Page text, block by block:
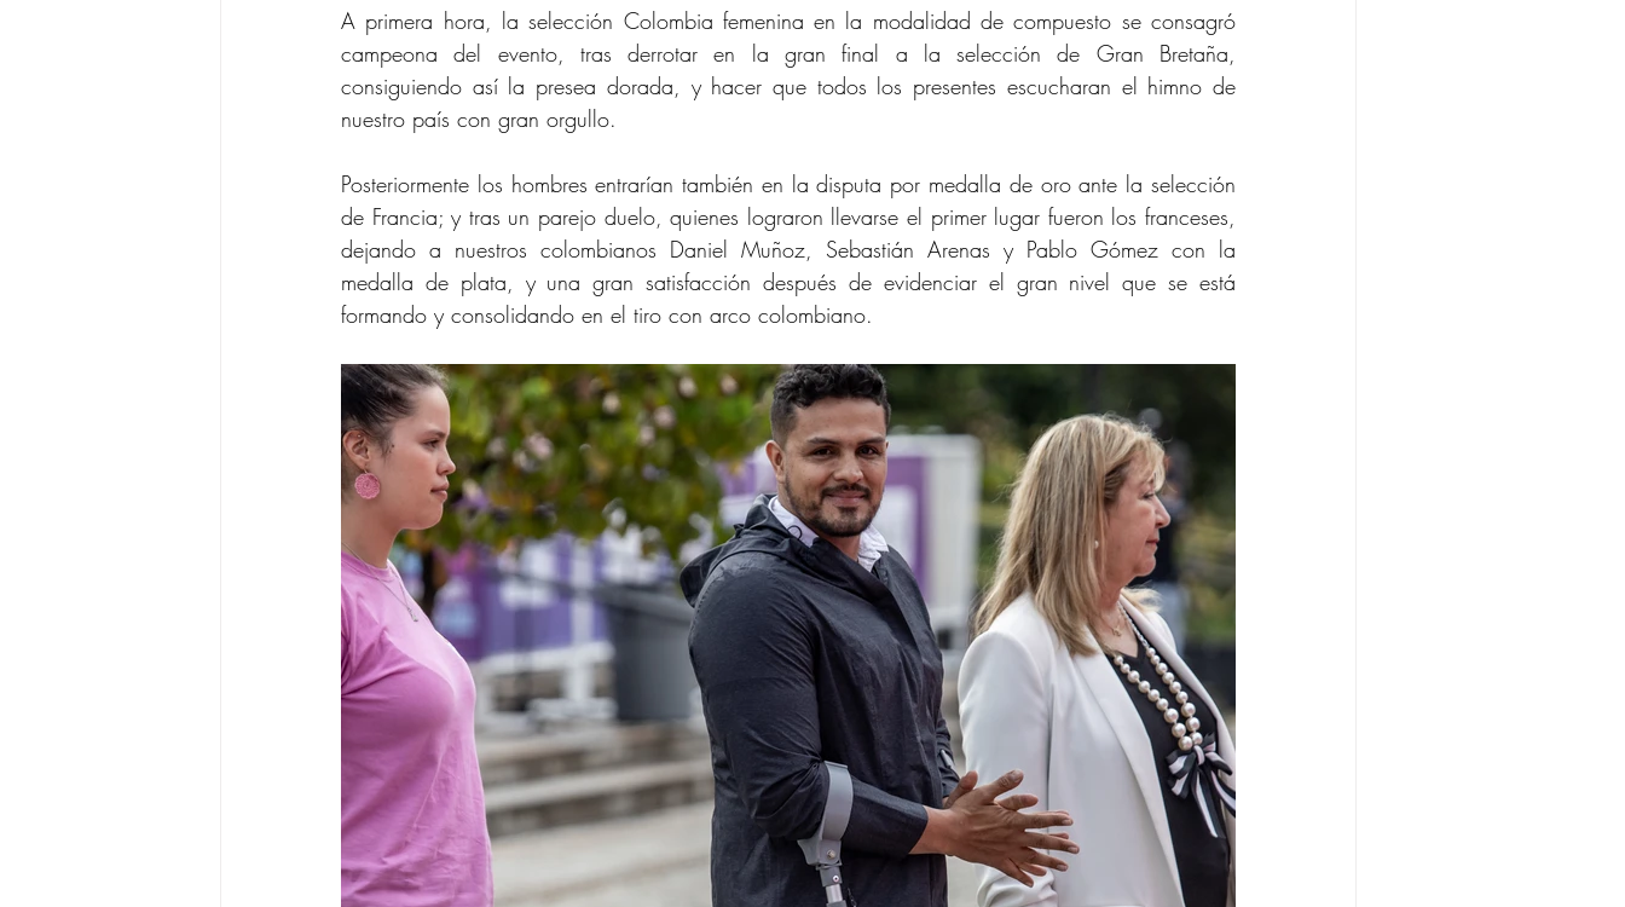
A primera hora, la selección Colombia femenina en la modalidad de compuesto se consagró
campeona del evento, tras derrotar en la gran final a la selección de Gran Bretaña,
consiguiendo así la presea dorada, y hacer que todos los presentes escucharan el himno de
nuestro país con gran orgullo.
Posteriormente los hombres entrarían también en la disputa por medalla de oro ante la selección
de Francia; y tras un parejo duelo, quienes lograron llevarse el primer lugar fueron los franceses,
dejando a nuestros colombianos Daniel Muñoz, Sebastián Arenas y Pablo Gómez con la
medalla de plata, y una gran satisfacción después de evidenciar el gran nivel que se está
formando y consolidando en el tiro con arco colombiano.